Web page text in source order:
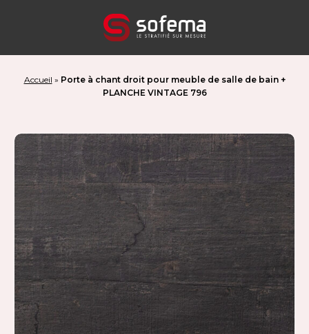
Accueil » Porte à chant droit pour meuble de salle de bain +
PLANCHE VINTAGE 796